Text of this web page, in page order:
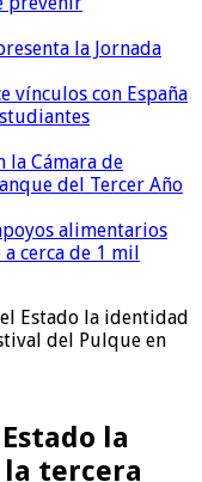
la Jornada
vínculos con España
la Cámara de
del Tercer Año
alimentarios
cerca de 1 mil
Estado la identidad
del Pulque en
la
tercera